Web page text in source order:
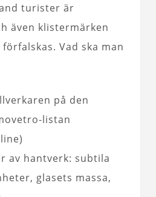
turister är
även klistermärken
Vad ska man
på den
listan
av hantverk: subtila
glasets massa,